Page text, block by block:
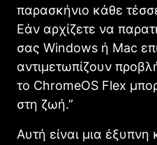
παρασκήνιο κάθε
Εάν αρχίζετε να
σας Windows ή Mac
αντιμετωπίζουν
το ChromeOS Flex
στη ζωή.”
Αυτή είναι μια έξυπνη